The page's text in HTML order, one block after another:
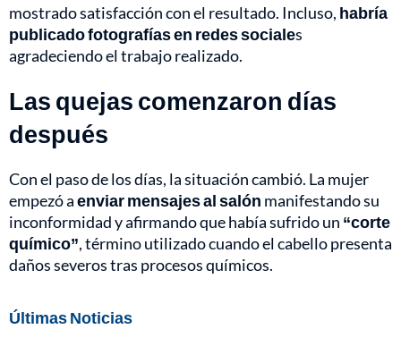
mostrado satisfacción con el resultado. Incluso, habría
publicado fotografías en redes sociales
agradeciendo el trabajo realizado.
Las quejas comenzaron días
después
Con el paso de los días, la situación cambió. La mujer
empezó aenviar mensajes al salón manifestando su
inconformidad y afirmando que había sufrido un “corte
químico”, término utilizado cuando el cabello presenta
daños severos tras procesos químicos.
Últimas Noticias